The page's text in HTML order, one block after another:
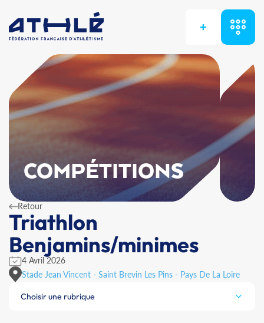
+
COMPÉTITIONS
Retour
Triathlon
Benjamins/minimes
4 Avril 2026
Stade Jean Vincent - Saint Brevin Les Pins - Pays De La Loire
Choisir une rubrique